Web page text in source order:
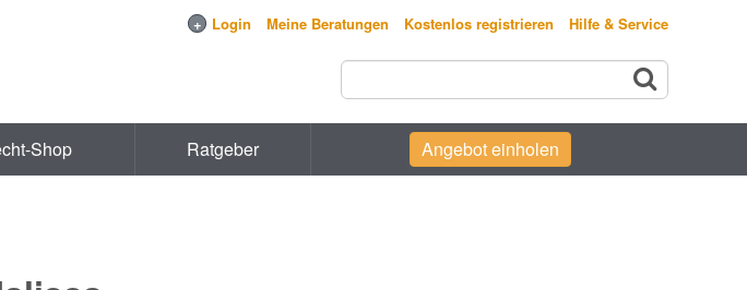
+ Login Meine Beratungen Kostenlos registrieren Hilfe & Service
Shop Ratgeber Angebot einholen